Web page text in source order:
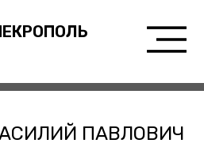
ПАВЛОВИЧ